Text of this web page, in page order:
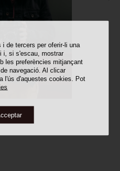
de tercers per oferir-li una
i, si s'escau, mostrar
les preferències mitjançant
navegació. Al clicar
l'ús d'aquestes cookies. Pot